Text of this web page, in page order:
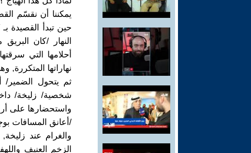
يمكننا أن نقسّم
حين تبدأ القصيدة
النهار /كان
أحلامها التي
نهاراتها
ثم يتحول الضمير/
شخصية/ زليخة/
واستحضارها على
/أعانق المسافات
والغرام عند
الزخم العنيف